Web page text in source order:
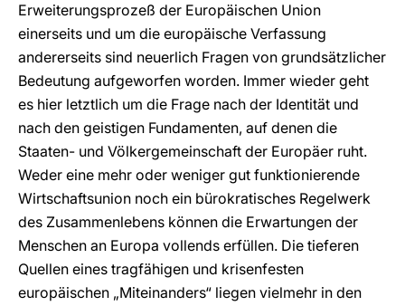
Erweiterungsprozeß der Europäischen Union
einerseits und um die europäische Verfassung
andererseits sind neuerlich Fragen von grundsätzlicher
Bedeutung aufgeworfen worden. Immer wieder geht
es hier letztlich um die Frage nach der Identität und
nach den geistigen Fundamenten, auf denen die
Staaten- und Völkergemeinschaft der Europäer ruht.
Weder eine mehr oder weniger gut funktionierende
Wirtschaftsunion noch ein bürokratisches Regelwerk
des Zusam­menlebens können die Erwartungen der
Menschen an Europa vollends erfüllen. Die tieferen
Quellen eines tragfähigen und krisenfesten
europäischen „Miteinanders“ liegen vielmehr in den